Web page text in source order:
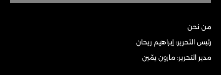
من نحن
رئيس التحرير: إبراهيم ريحان
مدير التحرير: مارون يمّين